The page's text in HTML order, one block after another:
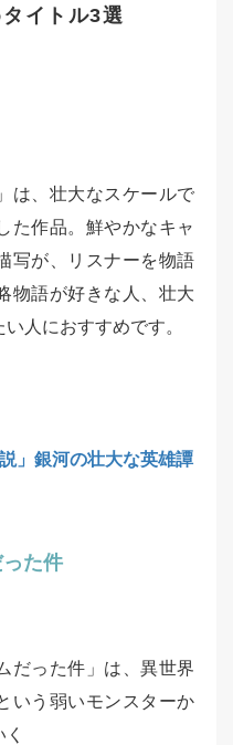
イトル3選
は、壮大なスケールで
た作品。鮮やかなキャ
写が、リスナーを物語
物語が好きな人、壮大
人におすすめです。
」銀河の壮大な英雄譚
た件
だった件」は、異世界
いう弱いモンスターか